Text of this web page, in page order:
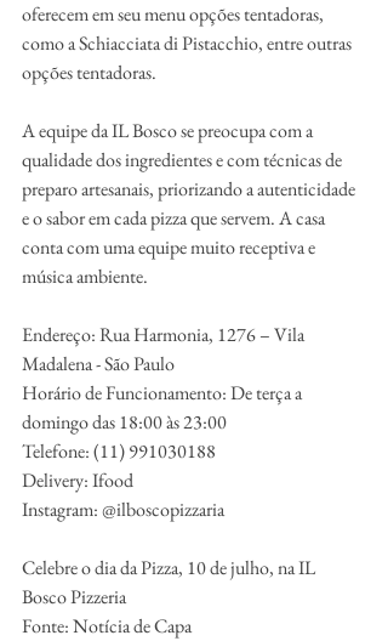
oferecem em seu menu opções tentadoras,
como a Schiacciata di Pistacchio, entre outras
opções tentadoras.
A equipe da IL Bosco se preocupa com a
qualidade dos ingredientes e com técnicas de
preparo artesanais, priorizando a autenticidade
e o sabor em cada pizza que servem. A casa
conta com uma equipe muito receptiva e
música ambiente.
Endereço: Rua Harmonia, 1276 – Vila
Madalena - São Paulo
Horário de Funcionamento: De terça a
domingo das 18:00 às 23:00
Telefone: (11) 991030188
Delivery: Ifood
Instagram: @ilboscopizzaria
Celebre o dia da Pizza, 10 de julho, na IL
Bosco Pizzeria
Fonte: Notícia de Capa